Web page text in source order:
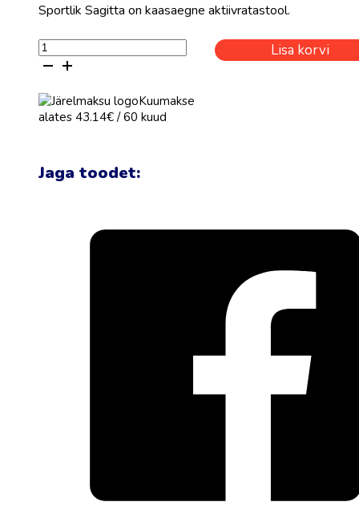
Sportlik Sagitta on kaasaegne aktiivratastool.
Aktiivratastool
Sagitta
Lisa korvi
Kuumakse
alates 43.14€ / 60 kuud
Jaga toodet: